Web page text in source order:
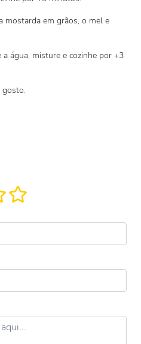
mostarda em grãos, o mel e
a água, misture e cozinhe por +3
gosto.